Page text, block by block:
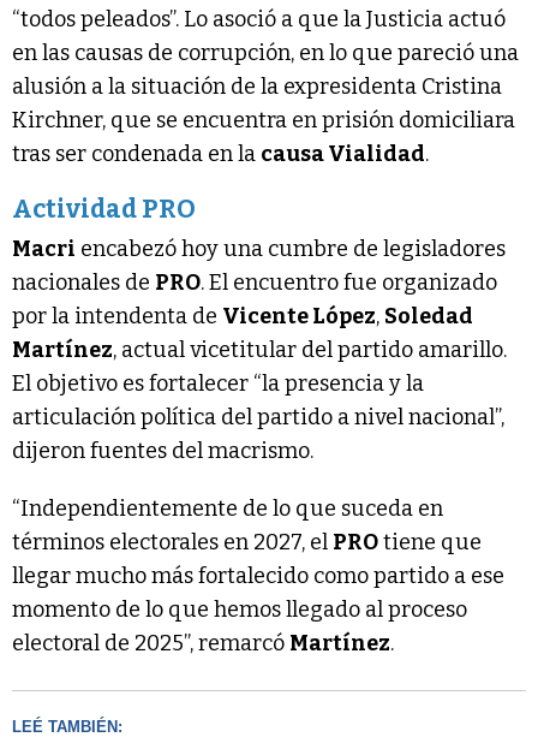
“todos peleados”. Lo asoció a que la Justicia actuó
en las causas de corrupción, en lo que pareció una
alusión a la situación de la expresidenta Cristina
Kirchner, que se encuentra en prisión domiciliara
tras ser condenada en la causa Vialidad.
Actividad PRO
Macri encabezó hoy una cumbre de legisladores
nacionales de PRO. El encuentro fue organizado
por la intendenta de Vicente López, Soledad
Martínez, actual vicetitular del partido amarillo.
El objetivo es fortalecer “la presencia y la
articulación política del partido a nivel nacional”,
dijeron fuentes del macrismo.
“Independientemente de lo que suceda en
términos electorales en 2027, el PROtiene que
llegar mucho más fortalecido como partido a ese
momento de lo que hemos llegado al proceso
electoral de 2025”, remarcó Martínez.
LEÉ TAMBIÉN: